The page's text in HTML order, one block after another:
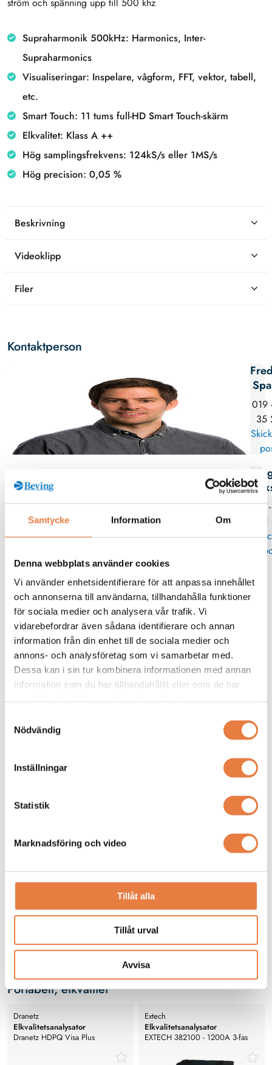
Samtycke Information Om
Denna webbplats använder cookies
Vi använder enhetsidentifierare för att anpassa innehållet
och annonserna till användarna, tillhandahålla funktioner
för sociala medier och analysera vår trafik. Vi
vidarebefordrar även sådana identifierare och annan
information från din enhet till de sociala medier och
annons- och analysföretag som vi samarbetar med.
Dessa kan i sin tur kombinera informationen med annan
information som du har tillhandahållit eller som de har
Nödvändig
Inställningar
Statistik
Marknadsföring och video
Tillåt alla
Tillåt urval
Avvisa
Supraharmonik 500kHz: Harmonics, Inter-
Supraharmonics
Visualiseringar: Inspelare, vågform, FFT, vektor, tabell,
etc.
Smart Touch: 11 tums full-HD Smart Touch-skärm
Elkvalitet: Klass A ++
Hög samplingsfrekvens: 124kS/s eller 1MS/s
Hög precision: 0,05 %
Beskrivning
Videoklipp
Filer
Kontaktperson
019
35
08
Kurskategorier
Elkvalitet
Mer info / Anmälan
Liknande produkter
Dranetz
Elkvalitetsanalysator
transientfångst, harmonikmätning
Portabelt, elkvalitet
Dranetz
Elkvalitetsanalysator
Dranetz HDPQ Visa Plus
Extech
Elkvalitetsanalysator
EXTECH 382100 - 1200A 3-fas